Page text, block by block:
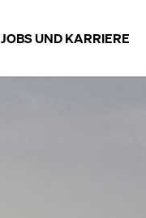
JOBS UND KARRIERE